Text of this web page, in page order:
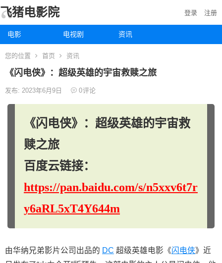
飞猪电影院
电影 电视剧 资讯
登录 注册
您的位置 首页 资讯
《闪电侠》：超级英雄的宇宙救赎之旅
发布: 2023年6月9日 0评论
《闪电侠》：超级英雄的宇宙救
赎之旅
百度云链接：
https://pan.baidu.com/s/n5xxv6t7r
y6aRL5xT4Y644m
由华纳兄弟影片公司出品的 DC 超级英雄电影《闪电侠》近